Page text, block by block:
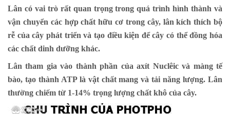
Lân có vai trò rất quan trọng trong quá trình hình thành và
vận chuyển các hợp chất hữu cơ trong cây, lân kích thích bộ
rễ của cây phát triển và tạo điều kiện để cây có thể đồng hóa
các chất dinh dưỡng khác.
Lân tham gia vào thành phần của axít Nuclêic và màng tế
bào, tạo thành ATP là vật chất mang và tải năng lượng. Lân
thường chiếm từ 1-14% trọng lượng chất khô của cây.